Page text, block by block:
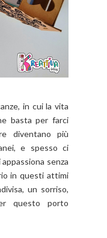
in cui la vita
basta per farci
diventano più
e spesso ci
senza
in questi attimi
un sorriso,
questo porto